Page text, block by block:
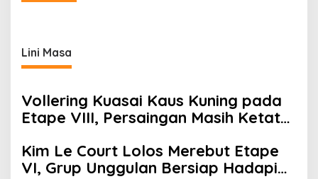
Lini Masa
Vollering Kuasai Kaus Kuning pada
Etape VIII, Persaingan Masih Ketat
Kim Le Court Lolos Merebut Etape
VI, Grup Unggulan Bersiap Hadapi